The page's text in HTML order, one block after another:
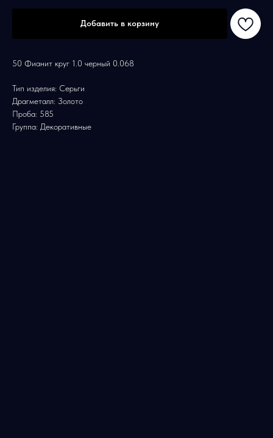
Добавить в корзину
50 Фианит круг 1.0 черный 0.068
Тип изделия: Серьги
Драгметалл: Золото
Проба: 585
Группа: Декоративные